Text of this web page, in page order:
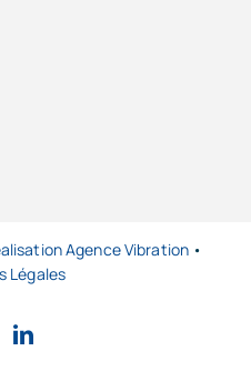
Agence Vibration •
Légales